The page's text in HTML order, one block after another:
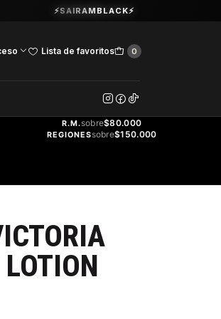
Lista de favoritos 0
202. Oficina 102.Ver Horarios
⚡SAIRAMBLACK⚡
GRATIS
R.M.sobre$80.000
REGIONESsobre$150.000